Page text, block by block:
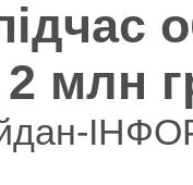
млн